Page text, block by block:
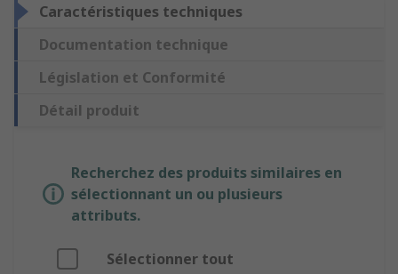
Caractéristiques techniques
Documentation technique
Législation et Conformité
Détail produit
Recherchez des produits similaires en
sélectionnant un ou plusieurs
attributs.
Sélectionner tout